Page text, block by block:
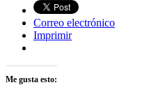
Correo electrónico
Imprimir
Me gusta esto: